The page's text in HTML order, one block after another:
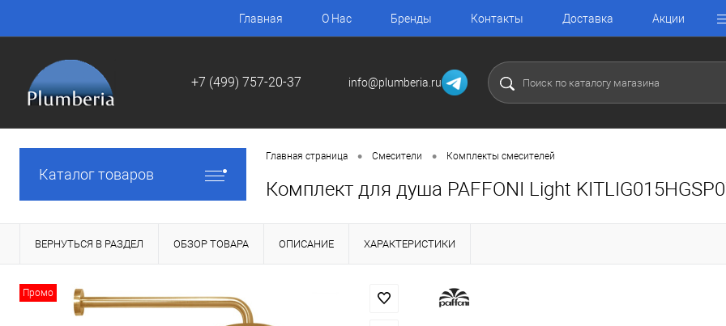
Главная О Нас Бренды Контакты Доставка Акции
+7 (499) 757-20-37 info@plumberia.ru
Каталог товаров
Главная страница • Смесители • Комплекты смесителей
Комплект для душа PAFFONI Light
ВЕРНУТЬСЯ В РАЗДЕЛ ОБЗОР ТОВАРА ОПИСАНИЕ ХАРАКТЕРИСТИКИ
Промо